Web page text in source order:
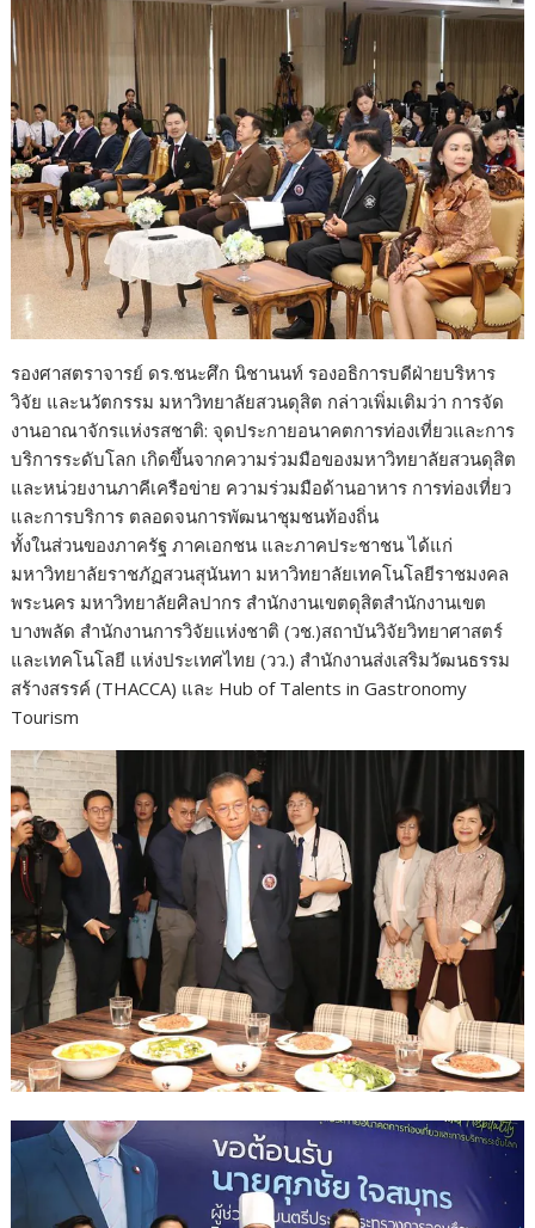
รองศาสตราจารย์ ดร.ชนะศึก นิชานนท์ รองอธิการบดีฝ่ายบริหาร
วิจัย และนวัตกรรม มหาวิทยาลัยสวนดุสิต กล่าวเพิ่มเติมว่า การจัด
งานอาณาจักรแห่งรสชาติ: จุดประกายอนาคตการท่องเที่ยวและการ
บริการระดับโลก เกิดขึ้นจากความร่วมมือของมหาวิทยาลัยสวนดุสิต
และหน่วยงานภาคีเครือข่าย ความร่วมมือด้านอาหาร การท่องเที่ยว
และการบริการ ตลอดจนการพัฒนาชุมชนท้องถิ่น
ทั้งในส่วนของภาครัฐ ภาคเอกชน และภาคประชาชน ได้แก่
มหาวิทยาลัยราชภัฏสวนสุนันทา มหาวิทยาลัยเทคโนโลยีราชมงคล
พระนคร มหาวิทยาลัยศิลปากร สำนักงานเขตดุสิตสำนักงานเขต
บางพลัด สำนักงานการวิจัยแห่งชาติ (วช.)สถาบันวิจัยวิทยาศาสตร์
และเทคโนโลยี แห่งประเทศไทย (วว.) สำนักงานส่งเสริมวัฒนธรรม
สร้างสรรค์ (THACCA) และ Hub of Talents in Gastronomy
Tourism